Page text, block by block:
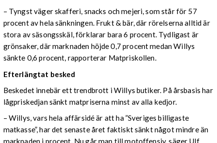
– Tyngst väger skafferi, snacks och mejeri, som står för 57
procent av hela sänkningen. Frukt & bär, där rörelserna alltid är
stora av säsongsskäl, förklarar bara 6 procent. Tydligast är
grönsaker, där marknaden höjde 0,7 procent medan Willys
sänkte 0,6 procent, rapporterar Matpriskollen.
Efterlängtat besked
Beskedet innebär ett trendbrott i Willys butiker. På årsbasis har
lågpriskedjan sänkt matpriserna minst av alla kedjor.
– Willys, vars hela affärsidé är att ha ”Sveriges billigaste
matkasse”, har det senaste året faktiskt sänkt något mindre än
marknaden i procent. Nu går man till motoffensiv, säger Ulf